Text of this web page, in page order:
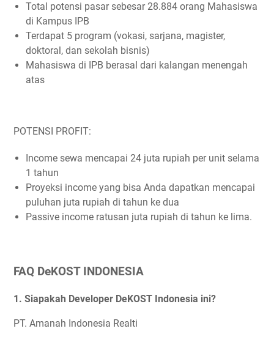
Total potensi pasar sebesar 28.884 orang Mahasiswa
di Kampus IPB
Terdapat 5 program (vokasi, sarjana, magister,
doktoral, dan sekolah bisnis)
Mahasiswa di IPB berasal dari kalangan menengah
atas
POTENSI PROFIT:
Income sewa mencapai 24 juta rupiah per unit selama
1 tahun
Proyeksi income yang bisa Anda dapatkan mencapai
puluhan juta rupiah di tahun ke dua
Passive income ratusan juta rupiah di tahun ke lima.
FAQ DeKOST INDONESIA
1. Siapakah Developer DeKOST Indonesia ini?
PT. Amanah Indonesia Realti